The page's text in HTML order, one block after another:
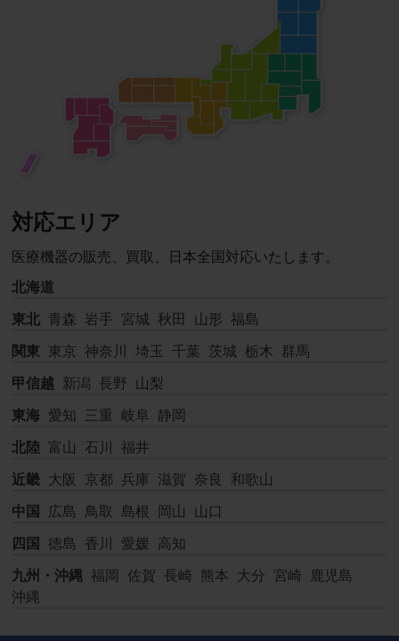
対応エリア
医療機器の販売、買取、日本全国対応いたします。
北海道
東北 青森 岩手 宮城 秋田 山形 福島
関東 東京 神奈川 埼玉 千葉 茨城 栃木 群馬
甲信越 新潟 長野 山梨
東海 愛知 三重 岐阜 静岡
北陸 富山 石川 福井
近畿 大阪 京都 兵庫 滋賀 奈良 和歌山
中国 広島 鳥取 島根 岡山 山口
四国 徳島 香川 愛媛 高知
九州・沖縄 福岡 佐賀 長崎 熊本 大分 宮崎 鹿児島
沖縄